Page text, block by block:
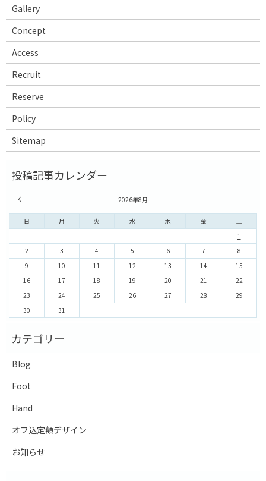
Gallery
Concept
Access
Recruit
Reserve
Policy
Sitemap
2026年8月
日 月 火 水 木 金 土
1
2
3 4 5 6 7
8
9
10 11 12 13 14
15
16
17 18 19 20 21
22
23
24 25 26 27 28
29
30
31
Blog
Foot
Hand
オフ込定額デザイン
お知らせ